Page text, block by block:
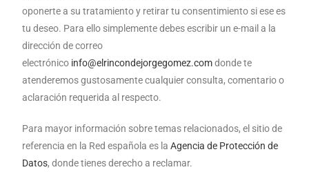
oponerte a su tratamiento y retirar tu consentimiento si ese es
tu deseo. Para ello simplemente debes escribir un e-mail a la
dirección de correo
electrónico info@elrincondejorgegomez.comdonde te
atenderemos gustosamente cualquier consulta, comentario o
aclaración requerida al respecto.
Para mayor información sobre temas relacionados, el sitio de
referencia en la Red española es laAgencia de Protección de
Datos, donde tienes derecho a reclamar.